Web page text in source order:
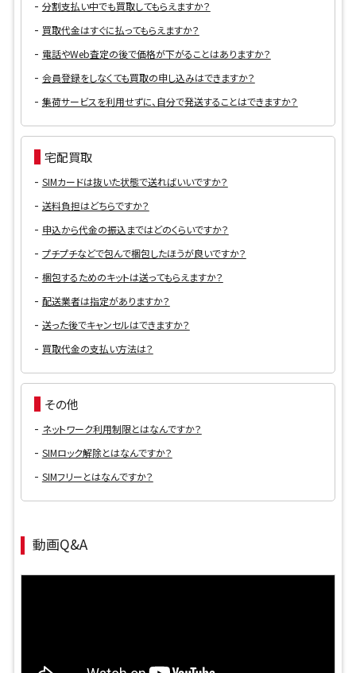
分割支払い中でも買取してもらえますか？
買取代金はすぐに払ってもらえますか？
電話やWeb査定の後で価格が下がることはありますか？
会員登録をしなくても買取の申し込みはできますか？
集荷サービスを利用せずに、自分で発送することはできますか？
宅配買取
SIMカードは抜いた状態で送ればいいですか？
送料負担はどちらですか？
申込から代金の振込まではどのくらいですか？
プチプチなどで包んで梱包したほうが良いですか？
梱包するためのキットは送ってもらえますか？
配送業者は指定がありますか？
送った後でキャンセルはできますか？
買取代金の支払い方法は？
その他
ネットワーク利用制限とはなんですか？
SIMロック解除とはなんですか？
SIMフリーとはなんですか？
動画Q&A